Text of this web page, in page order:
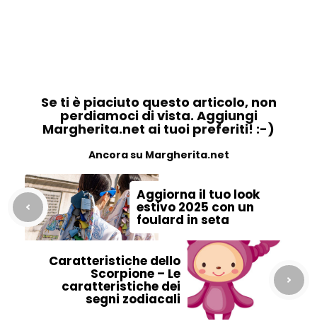
Se ti è piaciuto questo articolo, non
perdiamoci di vista. Aggiungi
Margherita.net ai tuoi preferiti! :-)
Ancora su Margherita.net
Aggiorna il tuo look
estivo 2025 con un
foulard in seta
Caratteristiche dello
Scorpione – Le
caratteristiche dei
segni zodiacali